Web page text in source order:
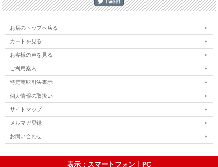
お店のトップへ戻る
カートを見る
お客様の声を見る
ご利用案内
特定商取引法表示
個人情報の取扱い
サイトマップ
メルマガ登録
お問い合わせ
表示：スマートフォン｜ PC